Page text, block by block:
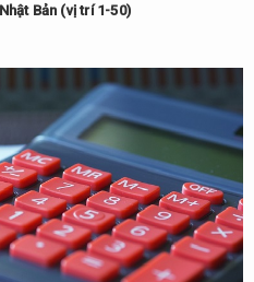
Bản (vị trí 1-50)